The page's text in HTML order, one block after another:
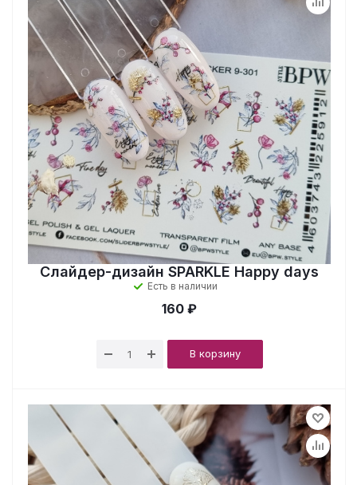
Слайдер-дизайн SPARKLE Happy days
Есть в наличии
160 ₽
В корзину